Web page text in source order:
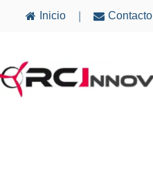
Inicio Contacto